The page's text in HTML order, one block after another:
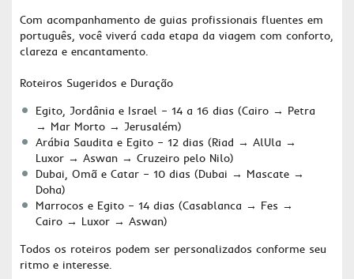
Com acompanhamento de guias profissionais fluentes em
português, você viverá cada etapa da viagem com conforto,
clareza e encantamento.
Roteiros Sugeridos e Duração
Egito, Jordânia e Israel – 14 a 16 dias (Cairo → Petra
→ Mar Morto → Jerusalém)
Arábia Saudita e Egito – 12 dias (Riad → AlUla →
Luxor → Aswan → Cruzeiro pelo Nilo)
Dubai, Omã e Catar – 10 dias (Dubai → Mascate →
Doha)
Marrocos e Egito – 14 dias (Casablanca → Fes →
Cairo → Luxor → Aswan)
Todos os roteiros podem ser personalizados conforme seu
ritmo e interesse.